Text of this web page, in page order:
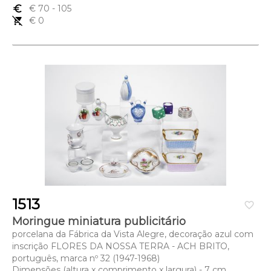
euro_symbol € 70 - 105
remove_shopping_cart
€ 0
favorite_border
1513
Moringue miniatura publicitário
porcelana da Fábrica da Vista Alegre, decoração azul com
inscrição FLORES DA NOSSA TERRA - ACH BRITO,
português, marca nº 32 (1947-1968)